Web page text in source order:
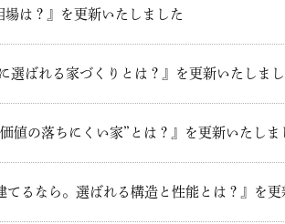
は？』を更新いたしました
選ばれる家づくりとは？』を更新いたしま
値の落ちにくい家”とは？』を更新いたしま
るなら。選ばれる構造と性能とは？』を更